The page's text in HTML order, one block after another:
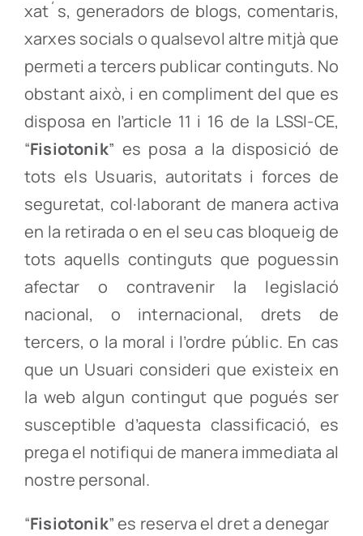
xat´s, generadors de blogs, comentaris,
xarxes socials o qualsevol altre mitjà que
permeti a tercers publicar continguts. No
obstant això, i en compliment del que es
disposa en l’article 11 i 16 de la LSSI-CE,
“Fisiotonik” es posa a la disposició de
tots els Usuaris, autoritats i forces de
seguretat, col·laborant de manera activa
en la retirada o en el seu cas bloqueig de
tots aquells continguts que poguessin
afectar o contravenir la legislació
nacional, o internacional, drets de
tercers, o la moral i l’ordre públic. En cas
que un Usuari consideri que existeix en
la web algun contingut que pogués ser
susceptible d’aquesta classificació, es
prega el notifiqui de manera immediata al
nostre personal.
“Fisiotonik” es reserva el dret a denegar